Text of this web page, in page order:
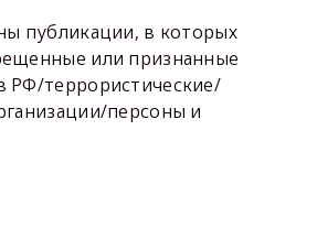
публикации, в которых
или признанные
РФ/террористические/
персоны и